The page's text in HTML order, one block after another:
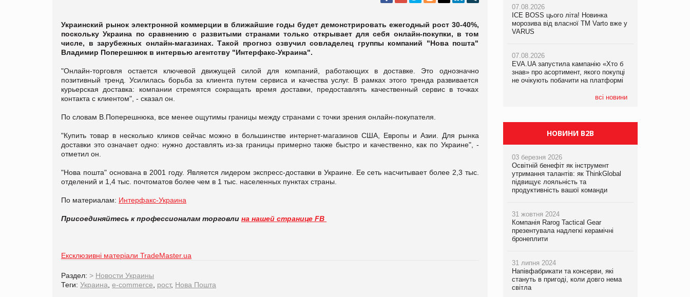
Украинский рынок электронной коммерции в ближайшие годы будет демонстрировать ежегодный рост 30-40%,
поскольку Украина по сравнению с развитыми странами только открывает для себя онлайн-покупки, в том
числе, в зарубежных онлайн-магазинах. Такой прогноз озвучил совладелец группы компаний "Нова пошта"
Владимир Поперешнюк в интервью агентству "Интерфакс-Украина".
"Онлайн-торговля остается ключевой движущей силой для компаний, работающих в доставке. Это однозначно
позитивный тренд. Усилилась борьба за клиента путем сервиса и качества услуг. В рамках этого тренда развивается
курьерская доставка: компании стремятся сокращать время доставки, предоставлять качественный сервис в точках
контакта с клиентом", - сказал он.
По словам В.Поперешнюка, все менее ощутимы границы между странами с точки зрения онлайн-покупателя.
"Купить товар в несколько кликов сейчас можно в большинстве интернет-магазинов США, Европы и Азии. Для рынка
доставки это означает одно: нужно доставлять из-за границы примерно также быстро и качественно, как по Украине", -
отметил он.
"Нова пошта" основана в 2001 году. Является лидером экспресс-доставки в Украине. Ее сеть насчитывает более 2,3 тыс.
отделений и 1,4 тыс. почтоматов более чем в 1 тыс. населенных пунктах страны.
По материалам: Интерфакс-Украина
Присоединяйтесь к профессионалам торговли на нашей странице FB
Ексклюзивні матеріали TradeMaster.ua
Раздел: > Новости Украины
Теги: Украина e-commerce рост, Нова Пошта
07.08.2026
ICE BOSS цього літа! Новинка
морозива від власної ТМ Varto вже у
VARUS
07.08.2026
EVA.UA запустила кампанію «Хто б
знав» про асортимент, якого покупці
не очікують побачити на платформі
всі новини
06.08.2026
Смачна новинка для хвостатих: у
VARUS з’явилися паучі Varto Paw
05.08.2026
Мережа супермаркетів VARUS купує
мережу магазинів формату
компанія налічуватиме 374 магазини
07.08.2026
Франція заборонила рекламні дзвінки
НОВИНИ B2B
03 березня 2026
Освітній бенефіт як інструмент
утримання талантів: як ThinkGlobal
підвищує лояльність та
продуктивність вашої команди
31 жовтня 2024
Компанія Rarog Tactical Gear
презентувала надлегкі керамічні
бронеплити
31 липня 2024
Напівфабрикати та консерви, які
стануть в пригоді, коли довго нема
світла